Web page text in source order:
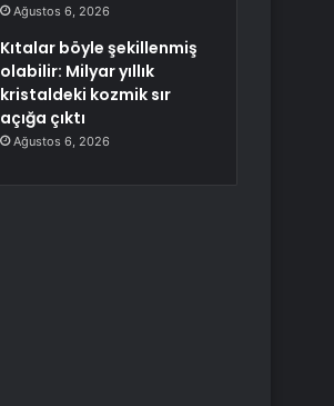
Ağustos 6, 2026
Kıtalar böyle şekillenmiş
olabilir: Milyar yıllık
kristaldeki kozmik sır
açığa çıktı
Ağustos 6, 2026